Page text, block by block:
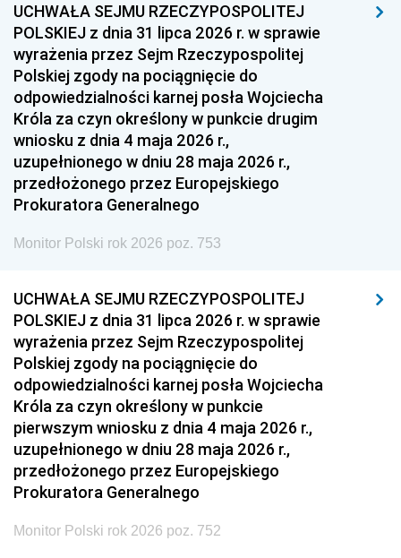
UCHWAŁA SEJMU RZECZYPOSPOLITEJ
POLSKIEJ z dnia 31 lipca 2026 r. w sprawie
wyrażenia przez Sejm Rzeczypospolitej
Polskiej zgody na pociągnięcie do
odpowiedzialności karnej posła Wojciecha
Króla za czyn określony w punkcie drugim
wniosku z dnia 4 maja 2026 r.,
uzupełnionego w dniu 28 maja 2026 r.,
przedłożonego przez Europejskiego
Prokuratora Generalnego
Monitor Polski rok 2026 poz. 753
UCHWAŁA SEJMU RZECZYPOSPOLITEJ
POLSKIEJ z dnia 31 lipca 2026 r. w sprawie
wyrażenia przez Sejm Rzeczypospolitej
Polskiej zgody na pociągnięcie do
odpowiedzialności karnej posła Wojciecha
Króla za czyn określony w punkcie
pierwszym wniosku z dnia 4 maja 2026 r.,
uzupełnionego w dniu 28 maja 2026 r.,
przedłożonego przez Europejskiego
Prokuratora Generalnego
Monitor Polski rok 2026 poz. 752